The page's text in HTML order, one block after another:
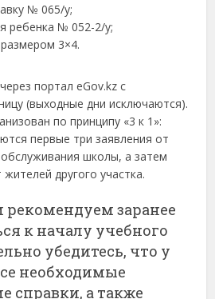
№ 065/у;
ребенка № 052-2/у;
3×4.
портал eGov.kz с
(выходные дни исключаются).
по принципу «3 к 1»:
первые три заявления от
школы, а затем
другого участка.
рекомендуем заранее
к началу учебного
убедитесь, что у
необходимые
справки, а также